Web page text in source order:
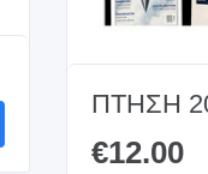
ΠΤΗΣΗ
€12.00